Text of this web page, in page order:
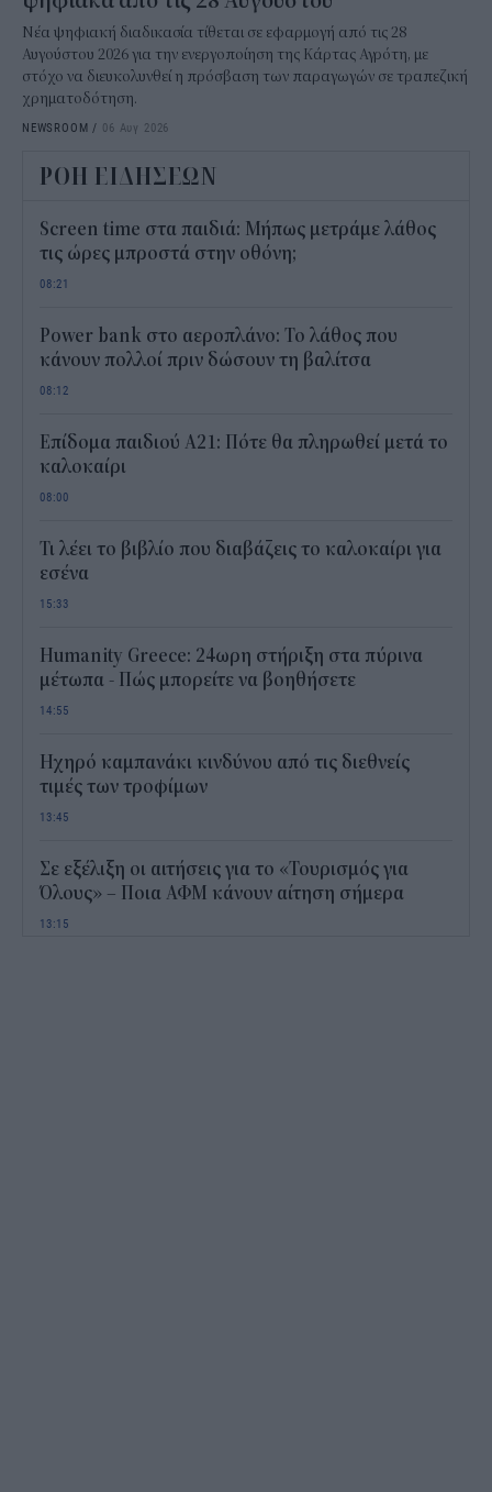
Νέα ψηφιακή διαδικασία τίθεται σε εφαρμογή από τις 28
Αυγούστου 2026 για την ενεργοποίηση της Κάρτας Αγρότη, με
στόχο να διευκολυνθεί η πρόσβαση των παραγωγών σε τραπεζική
χρηματοδότηση.
NEWSROOM / 06 Αυγ 2026
ΡΟΗ ΕΙΔΗΣΕΩΝ
Screen time στα παιδιά: Μήπως μετράμε λάθος
τις ώρες μπροστά στην οθόνη;
08:21
Power bank στο αεροπλάνο: Το λάθος που
κάνουν πολλοί πριν δώσουν τη βαλίτσα
08:12
Επίδομα παιδιού Α21: Πότε θα πληρωθεί μετά το
καλοκαίρι
08:00
Τι λέει το βιβλίο που διαβάζεις το καλοκαίρι για
εσένα
15:33
Humanity Greece: 24ωρη στήριξη στα πύρινα
μέτωπα - Πώς μπορείτε να βοηθήσετε
14:55
Ηχηρό καμπανάκι κινδύνου από τις διεθνείς
τιμές των τροφίμων
13:45
Σε εξέλιξη οι αιτήσεις για το «Τουρισμός για
Όλους» – Ποια ΑΦΜ κάνουν αίτηση σήμερα
13:15